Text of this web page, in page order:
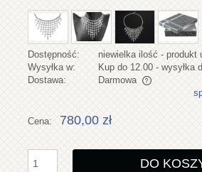
Dostępność:
niewielka ilość - produkt
Wysyłka w:
Kup do 12.00 - wysyłka
Dostawa:
Darmowa
Cena nie zawiera ewentualnych
Cena: 780,00 zł
DO